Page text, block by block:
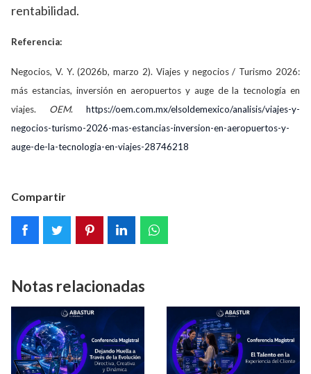
rentabilidad.
Referencia:
Negocios, V. Y. (2026b, marzo 2). Viajes y negocios / Turismo 2026:
más estancias, inversión en aeropuertos y auge de la tecnología en
viajes. OEM. https://oem.com.mx/elsoldemexico/analisis/viajes-y-
negocios-turismo-2026-mas-estancias-inversion-en-aeropuertos-y-
auge-de-la-tecnologia-en-viajes-28746218
Compartir
Notas relacionadas